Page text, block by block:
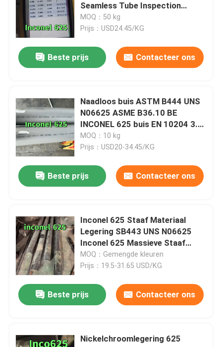
Neem contact met ons op
Nieuws
Vraag een offerte
Koudgewalst Roestvrij staalblad
Warmgewalste Roestvrij staalplaat
de rol van de roestvrij staalstrook
Roestvrij staal Gelaste Buis
Roestvrij staal Naadloze Buis
Roestvrij staal Ronde Bar
Seamless Tube Inspection
Report van derden
MOQ：50 kg
Prijs：USD24.45/KG
Beste prijs Contacteer ons
Naadloos buis ASTM B444 UNS
N06625 ASME B36.10 BE
INCONEL 625 buis EN 10204 3.1
Materiaalproef
MOQ：10 kg
Prijs：USD20-34.45/KG
Beste prijs Contacteer ons
Inconel 625 Staaf Materiaal
Legering SB443 UNS N06625
Inconel 625 Massieve Staaf
130mm 150mm
MOQ：Gemengde kleuren
Prijs：19.5-31.65 USD/KG
Beste prijs Contacteer ons
Nickelchroomlegering 625